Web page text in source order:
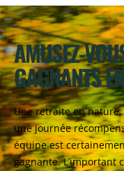
AMUSEZ-
GAGNANTS
Une retraite en
une journée
équipe est
gagnante. L’important